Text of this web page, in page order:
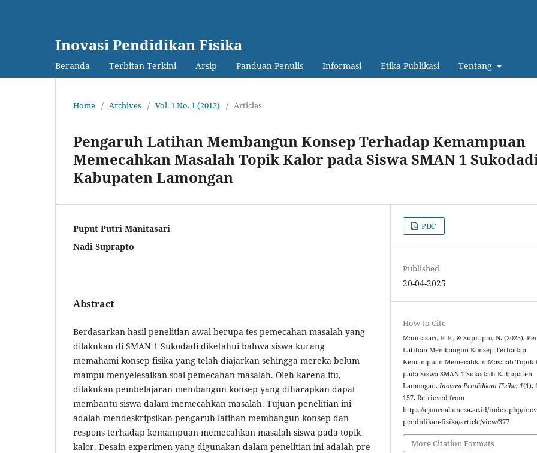
Inovasi Pendidikan Fisika
Beranda Terbitan Terkini Arsip Panduan Penulis Informasi Etika Publikasi Tentang
Home / Archives / Vol. 1 No. 1 (2012) / Articles
Pengaruh Latihan Membangun Konsep Terhadap Kemampuan
Memecahkan Masalah Topik Kalor ‎pada Siswa SMAN 1
Kabupaten Lamongan‎
Puput Putri Manitasari
Nadi Suprapto
Abstract
Berdasarkan hasil penelitian awal berupa tes pemecahan masalah yang
dilakukan di SMAN 1 Sukodadi diketahui bahwa siswa kurang
memahami konsep fisika yang telah diajarkan sehingga mereka belum
mampu menyelesaikan soal pemecahan masalah. Oleh karena itu,
dilakukan pembelajaran membangun konsep yang diharapkan dapat
membantu siswa dalam memecahkan masalah. Tujuan penelitian ini
adalah mendeskripsikan pengaruh latihan membangun konsep dan
respons terhadap kemampuan memecahkan masalah siswa pada topik
kalor. Desain experimen yang digunakan dalam penelitian ini adalah pre
PDF
Published
20-04-2025
How to Cite
Manitasari, P. P., & Suprapto, N. (2025).
Latihan Membangun Konsep Terhadap
Kemampuan Memecahkan Masalah Topik
‎pada Siswa SMAN 1 Sukodadi Kabupaten
Lamongan‎.Inovasi Pendidikan Fisika,1(1),
157. Retrieved from
https://ejournal.unesa.ac.id/index.php/
pendidikan-fisika/article/view/377
More Citation Formats